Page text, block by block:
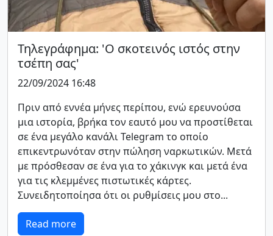
Τηλεγράφημα: 'Ο σκοτεινός ιστός στην
τσέπη σας'
22/09/2024 16:48
Πριν από εννέα μήνες περίπου, ενώ ερευνούσα
μια ιστορία, βρήκα τον εαυτό μου να προστίθεται
σε ένα μεγάλο κανάλι Telegram το οποίο
επικεντρωνόταν στην πώληση ναρκωτικών. Μετά
με πρόσθεσαν σε ένα για το χάκινγκ και μετά ένα
για τις κλεμμένες πιστωτικές κάρτες.
Συνειδητοποίησα ότι οι ρυθμίσεις μου στο...
Read more